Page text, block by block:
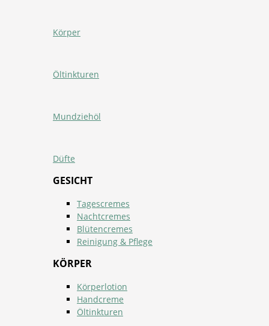
Körper
Öltinkturen
Mundziehöl
Düfte
GESICHT
Tagescremes
Nachtcremes
Blütencremes
Reinigung & Pflege
KÖRPER
Körperlotion
Handcreme
Öltinkturen